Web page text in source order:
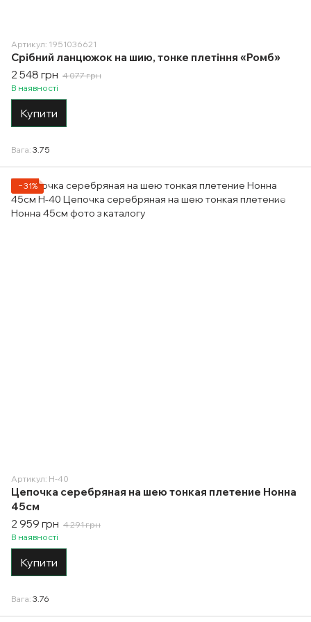
Артикул: 1951036621
Срібний ланцюжок на шию, тонке плетіння «Ромб»
2 548 грн 4 077 грн
В наявності
Купити
Вага 3.75
−31%
Артикул: Н-40
Цепочка серебряная на шею тонкая плетение Нонна
45см
2 959 грн 4 291 грн
В наявності
Купити
Вага 3.76